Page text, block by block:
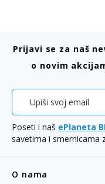
O nama
Prijavi se za naš
o novim
Poseti i naš ePlaneta
savetima i smernicama